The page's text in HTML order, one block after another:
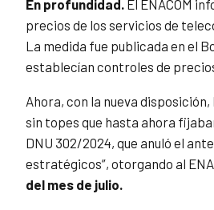
En profundidad. El ENACOM
precios de los servicios de
La medida fue publicada en el
establecían controles de
Ahora, con la nueva
sin topes que hasta ahora
DNU 302/2024, que anuló el
estratégicos”, otorgando al
del mes de julio.